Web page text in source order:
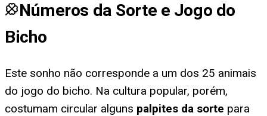
Números da Sorte e Jogo do
Bicho
Este sonho não corresponde a um dos 25 animais
do jogo do bicho. Na cultura popular, porém,
costumam circular alguns palpites da sorte para